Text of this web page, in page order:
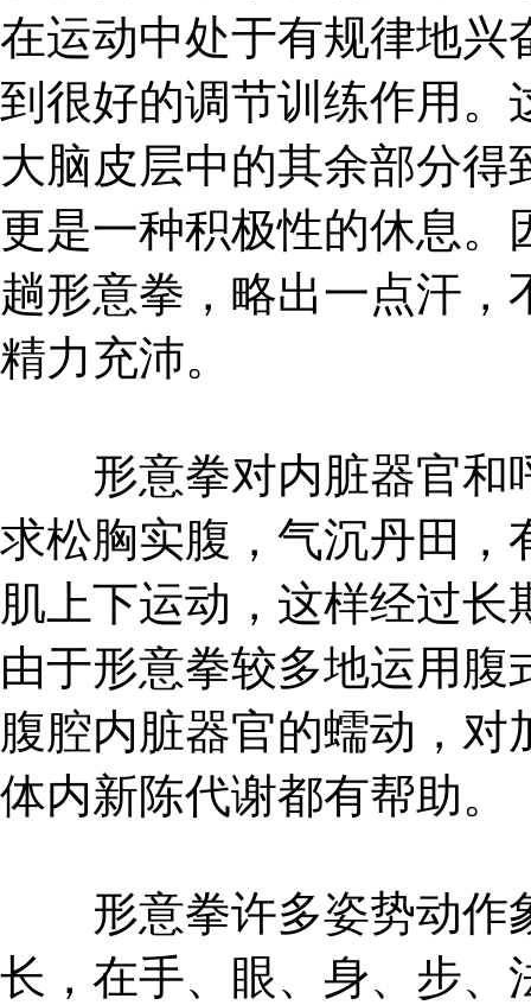
在运动中处于有规律地兴
到很好的调节训练作用。
大脑皮层中的其余部分
更是一种积极性的休息。
趟形意拳，略出一点汗
精力充沛。
形意拳对内脏器官和
求松胸实腹，气沉丹田，
肌上下运动，这样经过
由于形意拳较多地运用
腹腔内脏器官的蠕动，
体内新陈代谢都有帮助。
形意拳许多姿势动作
长，在手、眼、身、步、